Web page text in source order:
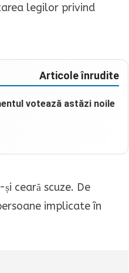
legilor privind
Articole înrudite
votează astăzi noile
ceară scuze. De
implicate în